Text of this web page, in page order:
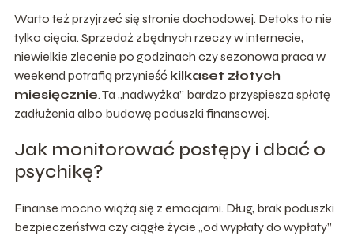
Warto też przyjrzeć się stronie dochodowej. Detoks to nie
tylko cięcia. Sprzedaż zbędnych rzeczy w internecie,
niewielkie zlecenie po godzinach czy sezonowa praca w
weekend potrafią przynieść kilkaset złotych
miesięcznie. Ta „nadwyżka” bardzo przyspiesza spłatę
zadłużenia albo budowę poduszki finansowej.
Jak monitorować postępy i dbać o
psychikę?
Finanse mocno wiążą się z emocjami. Dług, brak poduszki
bezpieczeństwa czy ciągłe życie „od wypłaty do wypłaty”